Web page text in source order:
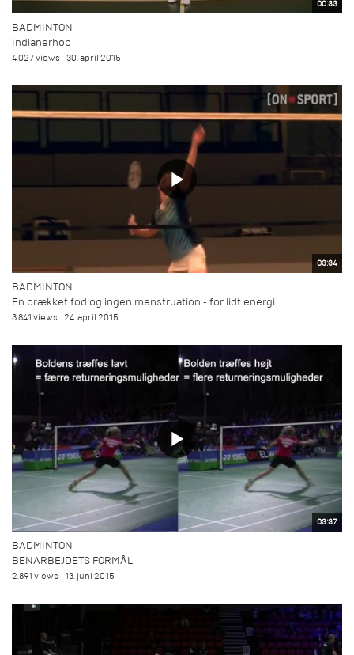
00:33
BADMINTON
Indianerhop
4.027 views 30. april 2015
03:34
BADMINTON
En brækket fod og ingen menstruation - for lidt energi...
3.841 views 24. april 2015
03:37
BADMINTON
BENARBEJDETS FORMÅL
2.891 views 13. juni 2015